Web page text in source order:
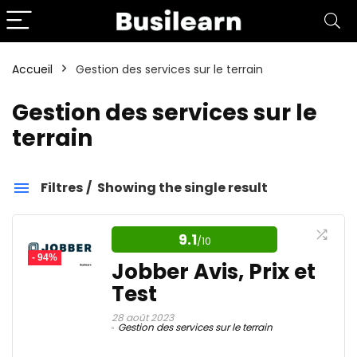
Accueil Gestion des services sur le terrain
Gestion des services sur le
terrain
Filtres
Showing the single result
Gestion des services sur le terrain
Catégories
- 94%
9.1/10
Jobber Avis, Prix et
Test
28 août 2023
Gestion des services sur le terrain